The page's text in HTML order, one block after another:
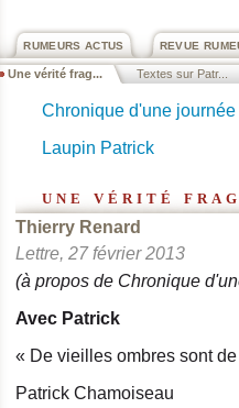
REVUE
RUMEURS ACTUS
Une vérité frag... Textes sur Patr...
Chronique d'une
Laupin Patrick
une vérité
Thierry Renard
Lettre, 27 février 2013
(à propos de Chronique
Avec Patrick
« De vieilles ombres sont
Patrick Chamoiseau